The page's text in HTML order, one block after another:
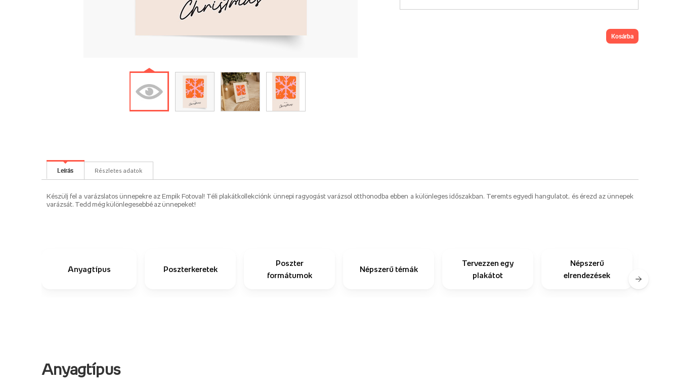
kosárba
Leírás Részletes adatok
Készülj fel a varázslatos ünnepekre az Empik Fotoval! Téli plakátkollekciónk ünnepi ragyogást varázsol otthonodba ebben a különleges időszakban. Teremts egyedi hangulatot, és érezd az ünnepek
varázsát. Tedd még különlegesebbé az ünnepeket!
Anyagtípus Poszterkeretek
Poszter
formátumok
Népszerű témák
Tervezzen egy
plakátot
Népszerű
elrendezések
Anyagtípus